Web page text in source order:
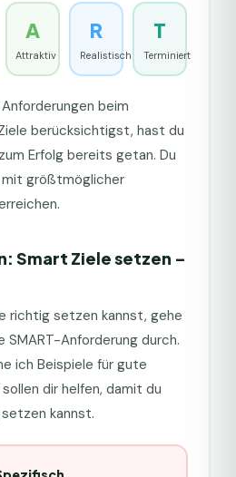
A
Attraktiv
R
Realistisch
T
Terminiert
beim
berücksichtigst, hast du
Erfolg bereits getan. Du
mit größtmöglicher
Smart Ziele setzen –
richtig setzen kannst, gehe
Anforderung durch.
ich Beispiele für gute
dir helfen, damit du
kannst.